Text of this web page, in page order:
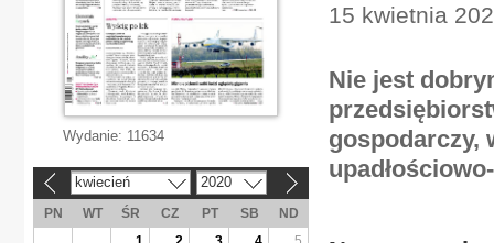
15 kwietnia
Nie jest
gospodarczy,
Wydanie: 11634
kwiecień 2020
PN WT ŚR CZ PT SB
ND